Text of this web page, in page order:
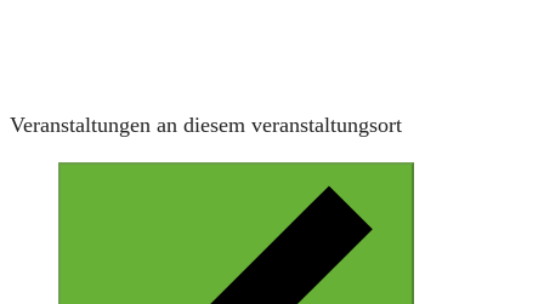
Veranstaltungen an diesem veranstaltungsort